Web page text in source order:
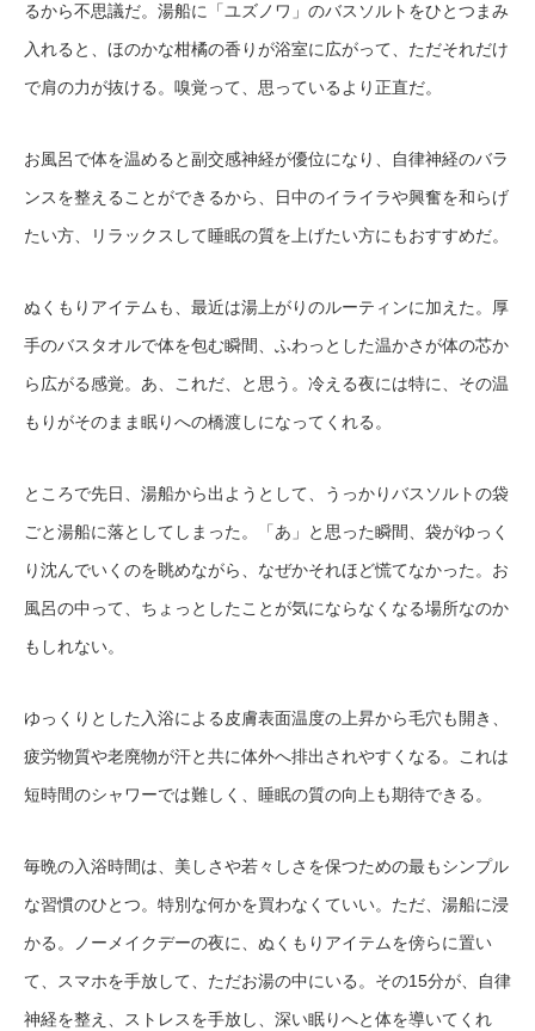
るから不思議だ。湯船に「ユズノワ」のバスソルトをひとつまみ
入れると、ほのかな柑橘の香りが浴室に広がって、ただそれだけ
で肩の力が抜ける。嗅覚って、思っているより正直だ。
お風呂で体を温めると副交感神経が優位になり、自律神経のバラ
ンスを整えることができるから、日中のイライラや興奮を和らげ
たい方、リラックスして睡眠の質を上げたい方にもおすすめだ。
ぬくもりアイテムも、最近は湯上がりのルーティンに加えた。厚
手のバスタオルで体を包む瞬間、ふわっとした温かさが体の芯か
ら広がる感覚。あ、これだ、と思う。冷える夜には特に、その温
もりがそのまま眠りへの橋渡しになってくれる。
ところで先日、湯船から出ようとして、うっかりバスソルトの袋
ごと湯船に落としてしまった。「あ」と思った瞬間、袋がゆっく
り沈んでいくのを眺めながら、なぜかそれほど慌てなかった。お
風呂の中って、ちょっとしたことが気にならなくなる場所なのか
もしれない。
ゆっくりとした入浴による皮膚表面温度の上昇から毛穴も開き、
疲労物質や老廃物が汗と共に体外へ排出されやすくなる。これは
短時間のシャワーでは難しく、睡眠の質の向上も期待できる。
毎晩の入浴時間は、美しさや若々しさを保つための最もシンプル
な習慣のひとつ。特別な何かを買わなくていい。ただ、湯船に浸
かる。ノーメイクデーの夜に、ぬくもりアイテムを傍らに置い
て、スマホを手放して、ただお湯の中にいる。その15分が、自律
神経を整え、ストレスを手放し、深い眠りへと体を導いてくれ